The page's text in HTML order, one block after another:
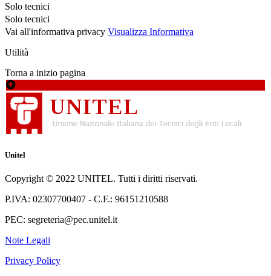
Solo tecnici
Solo tecnici
Vai all'informativa privacy Visualizza Informativa
Utilità
Torna a inizio pagina
Unitel
Copyright © 2022 UNITEL. Tutti i diritti riservati.
P.IVA: 02307700407 - C.F.: 96151210588
PEC: segreteria@pec.unitel.it
Note Legali
Privacy Policy